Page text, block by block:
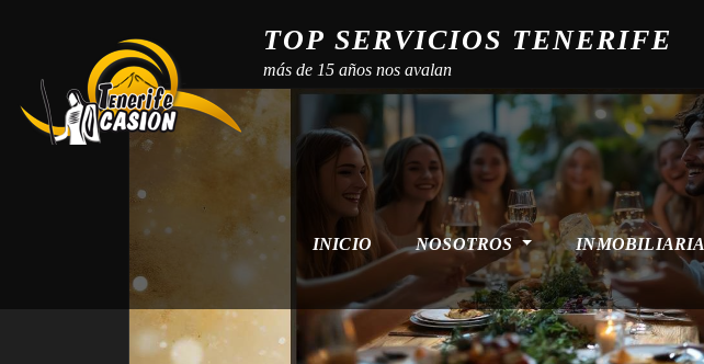
TOP SERVICIOS TENERIFE
más de 15 años nos avalan
INICIO NOSOTROS INMOBILIARIA